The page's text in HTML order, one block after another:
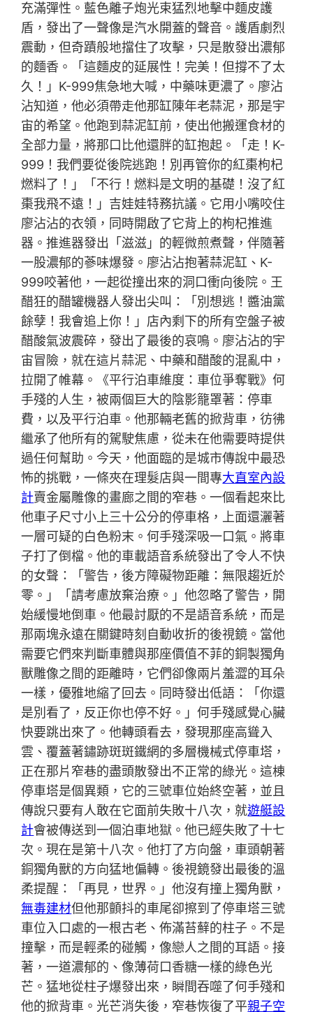
充滿彈性。藍色離子炮光束猛烈地擊中麵皮護
盾，發出了一聲像是汽水開蓋的聲音。護盾劇烈
震動，但奇蹟般地擋住了攻擊，只是散發出濃郁
的麵香。「這麵皮的延展性！完美！但撐不了太
久！」K-999焦急地大喊，中藥味更濃了。廖沾
沾知道，他必須帶走他那缸陳年老蒜泥，那是宇
宙的希望。他跑到蒜泥缸前，使出他搬運食材的
全部力量，將那口比他還胖的缸抱起。「走！K-
999！我們要從後院逃跑！別再管你的紅棗枸杞
燃料了！」「不行！燃料是文明的基礎！沒了紅
棗我飛不遠！」吉娃娃特務抗議。它用小嘴咬住
廖沾沾的衣領，同時開啟了它背上的枸杞推進
器。推進器發出「滋滋」的輕微煎煮聲，伴隨著
一股濃郁的蔘味爆發。廖沾沾抱著蒜泥缸、K-
999咬著他，一起從撞出來的洞口衝向後院。王
醋狂的醋罐機器人發出尖叫：「別想逃！醬油黨
餘孽！我會追上你！」店內剩下的所有空盤子被
醋酸氣波震碎，發出了最後的哀鳴。廖沾沾的宇
宙冒險，就在這片蒜泥、中藥和醋酸的混亂中，
拉開了帷幕。《平行泊車維度：車位爭奪戰》何
手殘的人生，被兩個巨大的陰影籠罩著：停車
費，以及平行泊車。他那輛老舊的掀背車，彷彿
繼承了他所有的駕駛焦慮，從未在他需要時提供
過任何幫助。今天，他面臨的是城市傳說中最恐
怖的挑戰，一條夾在理髮店與一間專大直室內設
計賣金屬雕像的畫廊之間的窄巷。一個看起來比
他車子尺寸小上三十公分的停車格，上面還灑著
一層可疑的白色粉末。何手殘深吸一口氣。將車
子打了倒檔。他的車載語音系統發出了令人不快
的女聲：「警告，後方障礙物距離：無限趨近於
零。」「請考慮放棄治療。」他忽略了警告，開
始緩慢地倒車。他最討厭的不是語音系統，而是
那兩塊永遠在關鍵時刻自動收折的後視鏡。當他
需要它們來判斷車體與那座價值不菲的銅製獨角
獸雕像之間的距離時，它們卻像兩片羞澀的耳朵
一樣，優雅地縮了回去。同時發出低語：「你還
是別看了，反正你也停不好。」何手殘感覺心臟
快要跳出來了。他轉頭看去，發現那座高聳入
雲、覆蓋著鏽跡斑斑鐵網的多層機械式停車塔，
正在那片窄巷的盡頭散發出不正常的綠光。這棟
停車塔是個異類，它的三號車位始終空著，並且
傳說只要有人敢在它面前失敗十八次，就遊艇設
計會被傳送到一個泊車地獄。他已經失敗了十七
次。現在是第十八次。他打了方向盤，車頭朝著
銅獨角獸的方向猛地偏轉。後視鏡發出最後的溫
柔提醒：「再見，世界。」他沒有撞上獨角獸，
無毒建材但他那顫抖的車尾卻擦到了停車塔三號
車位入口處的一根古老、佈滿苔蘚的柱子。不是
撞擊，而是輕柔的碰觸，像戀人之間的耳語。接
著，一道濃郁的、像薄荷口香糖一樣的綠色光
芒。猛地從柱子爆發出來，瞬間吞噬了何手殘和
他的掀背車。光芒消失後，窄巷恢復了平親子空